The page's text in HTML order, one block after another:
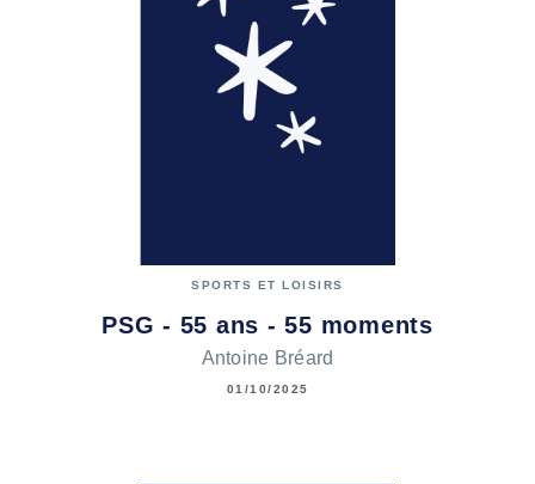
SPORTS ET LOISIRS
PSG - 55 ans - 55 moments
Antoine Bréard
01/10/2025